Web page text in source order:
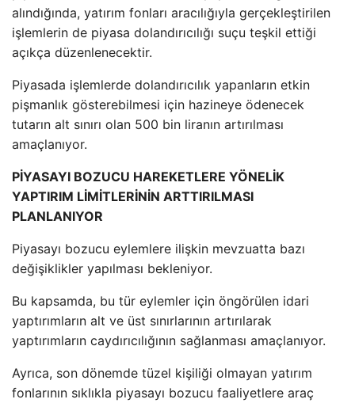
alındığında, yatırım fonları aracılığıyla gerçekleştirilen
işlemlerin de piyasa dolandırıcılığı suçu teşkil ettiği
açıkça düzenlenecektir.
Piyasada işlemlerde dolandırıcılık yapanların etkin
pişmanlık gösterebilmesi için hazineye ödenecek
tutarın alt sınırı olan 500 bin liranın artırılması
amaçlanıyor.
PİYASAYI BOZUCU HAREKETLERE YÖNELİK
YAPTIRIM LİMİTLERİNİN ARTTIRILMASI
PLANLANIYOR
Piyasayı bozucu eylemlere ilişkin mevzuatta bazı
değişiklikler yapılması bekleniyor.
Bu kapsamda, bu tür eylemler için öngörülen idari
yaptırımların alt ve üst sınırlarının artırılarak
yaptırımların caydırıcılığının sağlanması amaçlanıyor.
Ayrıca, son dönemde tüzel kişiliği olmayan yatırım
fonlarının sıklıkla piyasayı bozucu faaliyetlere araç